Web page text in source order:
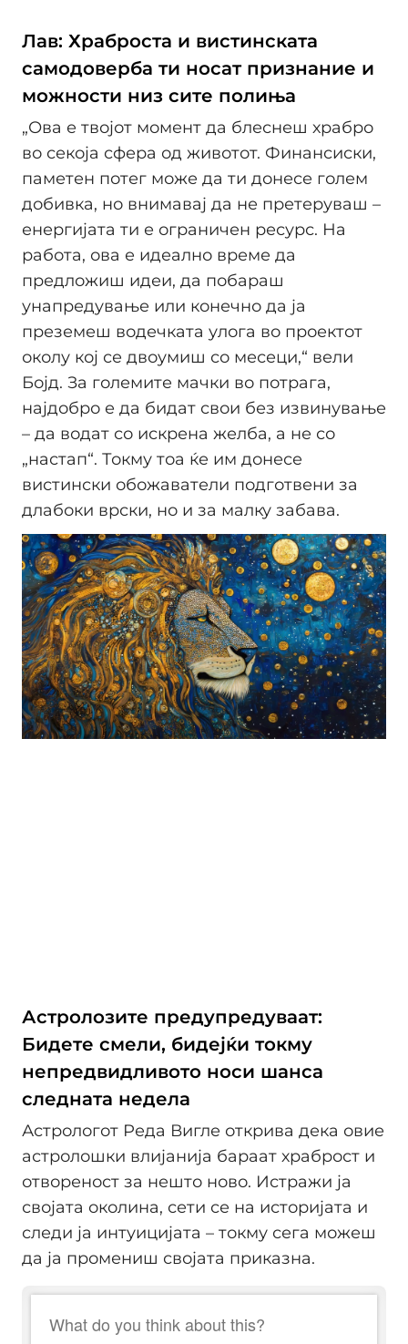
Лав: Храброста и вистинската
самодоверба ти носат признание и
можности низ сите полиња
„Ова е твојот момент да блеснеш храбро
во секоја сфера од животот. Финансиски,
паметен потег може да ти донесе голем
добивка, но внимавај да не претеруваш –
енергијата ти е ограничен ресурс. На
работа, ова е идеално време да
предложиш идеи, да побараш
унапредување или конечно да ја
преземеш водечката улога во проектот
околу кој се двоумиш со месеци,“ вели
Бојд. За големите мачки во потрага,
најдобро е да бидат свои без извинување
– да водат со искрена желба, а не со
„настап“. Токму тоа ќе им донесе
вистински обожаватели подготвени за
длабоки врски, но и за малку забава.
Астролозите предупредуваат:
Бидете смели, бидејќи токму
непредвидливото носи шанса
следната недела
Астрологот Реда Вигле открива дека овие
астролошки влијанија бараат храброст и
отвореност за нешто ново. Истражи ја
својата околина, сети се на историјата и
следи ја интуицијата – токму сега можеш
да ја промениш својата приказна.